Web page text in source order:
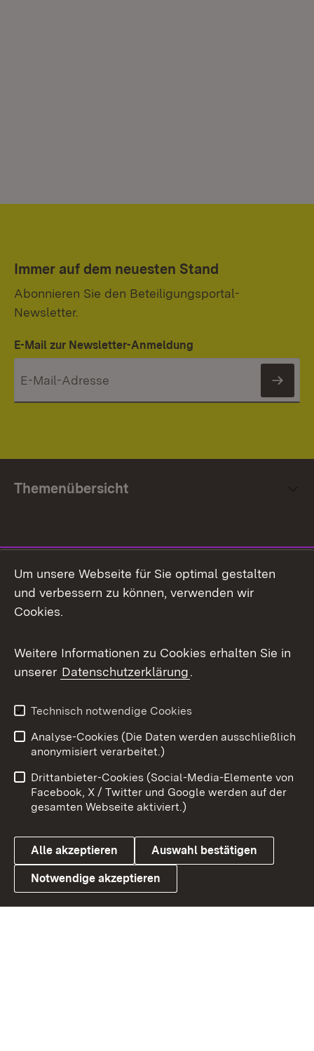
Immer auf dem neuesten Stand
Abonnieren Sie den Beteiligungsportal-
Newsletter.
E-Mail zur Newsletter-Anmeldung
Themenübersicht
Facebook
X / Twitter
Youtube
Link zum Landesportal
Impressum
Kontakt
Barrierefreiheit
Datenschutz
Cookies
Um unsere Webseite für Sie optimal gestalten
und verbessern zu können, verwenden wir
Cookies.
Weitere Informationen zu Cookies erhalten Sie in
unserer Datenschutzerklärung.
Technisch notwendige Cookies
Analyse-Cookies (Die Daten werden ausschließlich
anonymisiert verarbeitet.)
Drittanbieter-Cookies (Social-Media-Elemente von
Facebook, X / Twitter und Google werden auf der
gesamten Webseite aktiviert.)
Alle akzeptieren Auswahl bestätigen
Notwendige akzeptieren